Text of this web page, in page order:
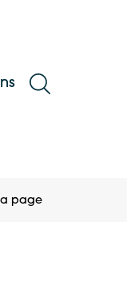
page